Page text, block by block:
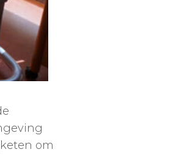
om